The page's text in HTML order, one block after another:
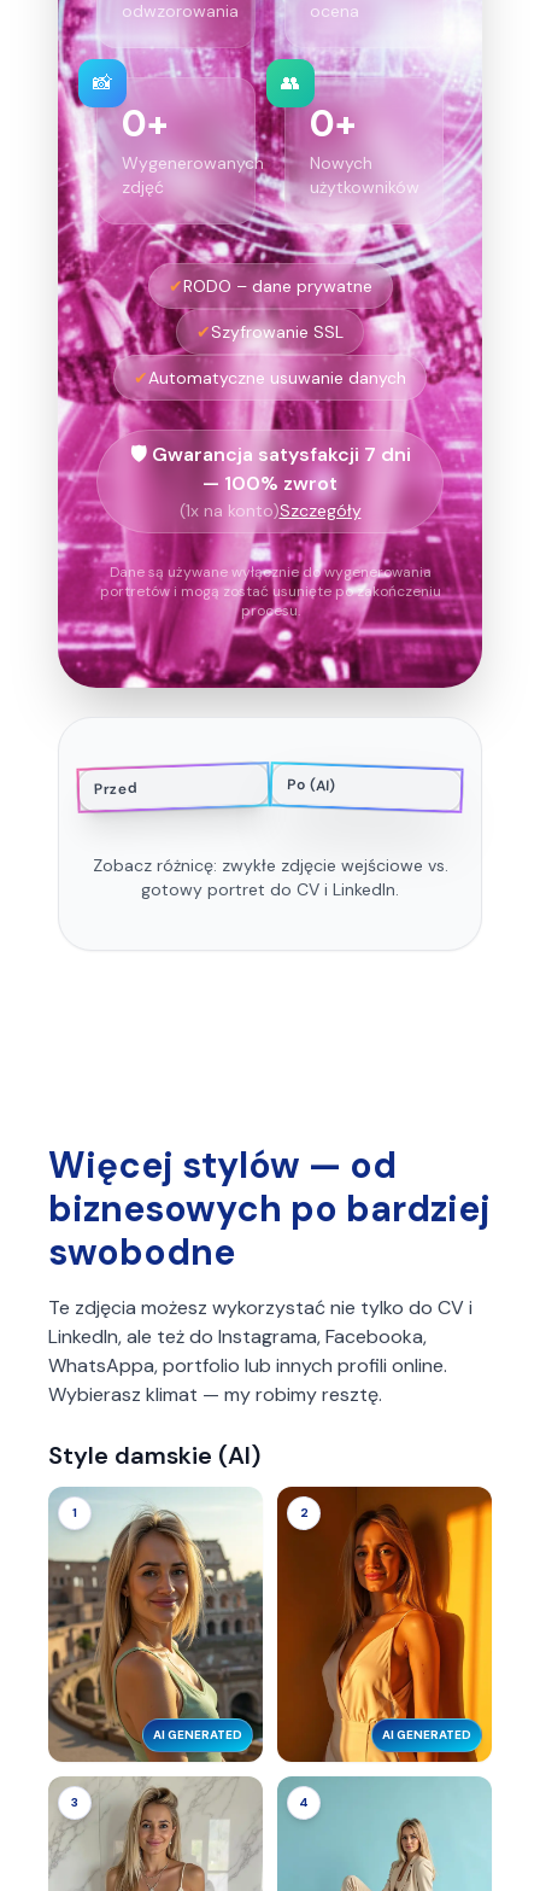
odwzorowania ocena
📸
0+
Wygenerowanych
zdjęć
👥
0+
Nowych
użytkowników
✔RODO – dane prywatne
✔Szyfrowanie SSL
✔Automatyczne usuwanie danych
🛡️ Gwarancja satysfakcji 7 dni
— 100% zwrot
(1x na konto)Szczegóły
Dane są używane wyłącznie do wygenerowania
portretów i mogą zostać usunięte po zakończeniu
procesu.
Zobacz różnicę: zwykłe zdjęcie wejściowe vs.
gotowy portret do CV i LinkedIn.
Przed Po (AI)
Więcej stylów — od
biznesowych po bardziej
swobodne
Te zdjęcia możesz wykorzystać nie tylko do CV i
LinkedIn, ale też do Instagrama, Facebooka,
WhatsAppa, portfolio lub innych profili online.
Wybierasz klimat — my robimy resztę.
Style damskie (AI)
1
AI GENERATED
2
AI GENERATED
3 4